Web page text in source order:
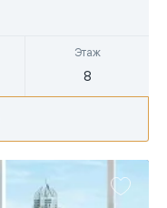
Этаж
8